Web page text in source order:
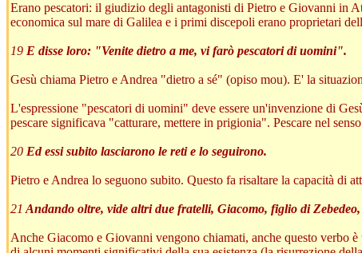
Erano pescatori: il giudizio degli antagonisti di Pietro e Giovanni in
economica sul mare di Galilea e i primi discepoli erano proprietari
19 E disse loro: "Venite dietro a me, vi farò pescatori di uomini".
Gesù chiama Pietro e Andrea "dietro a sé" (opiso mou). E' la
L'espressione "pescatori di uomini" deve essere un'invenzione di
pescare significava "catturare, mettere in prigionia". Pescare nel
20 Ed essi subito lasciarono le reti e lo seguirono.
Pietro e Andrea lo seguono subito. Questo fa risaltare la capacità di
21 Andando oltre, vide altri due fratelli, Giacomo, figlio di
Anche Giacomo e Giovanni vengono chiamati, anche questo verbo